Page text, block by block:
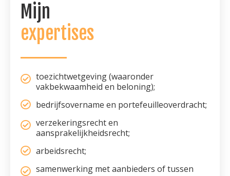
Mijn
expertises
toezichtwetgeving (waaronder
vakbekwaamheid en beloning);
bedrijfsovername en portefeuilleoverdracht;
verzekeringsrecht en
aansprakelijkheidsrecht;
arbeidsrecht;
samenwerking met aanbieders of tussen